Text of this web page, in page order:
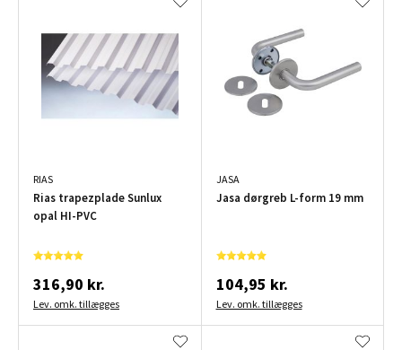
RIAS
Rias trapezplade Sunlux
opal HI-PVC
316,90 kr.
Lev. omk. tillægges
JASA
Jasa dørgreb L-form 19 mm
104,95 kr.
Lev. omk. tillægges